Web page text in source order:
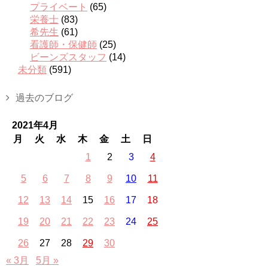
プライベート (65)
栄養士 (83)
希先生 (61)
看護師・保健師 (25)
ビーンズスタッフ (14)
未分類 (591)
過去のブログ
2021年4月
月
火 水 木 金 土
日
1
2 3 4
5 6 7 8 9 10 11
12 13 14 15 16 17 18
19 20 21 22 23 24 25
26 27 28 29
30
« 3月
5月 »